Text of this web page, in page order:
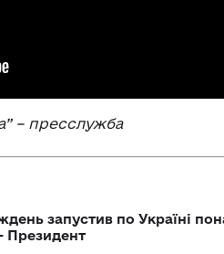
– пресслужба
запустив по Україні
Президент